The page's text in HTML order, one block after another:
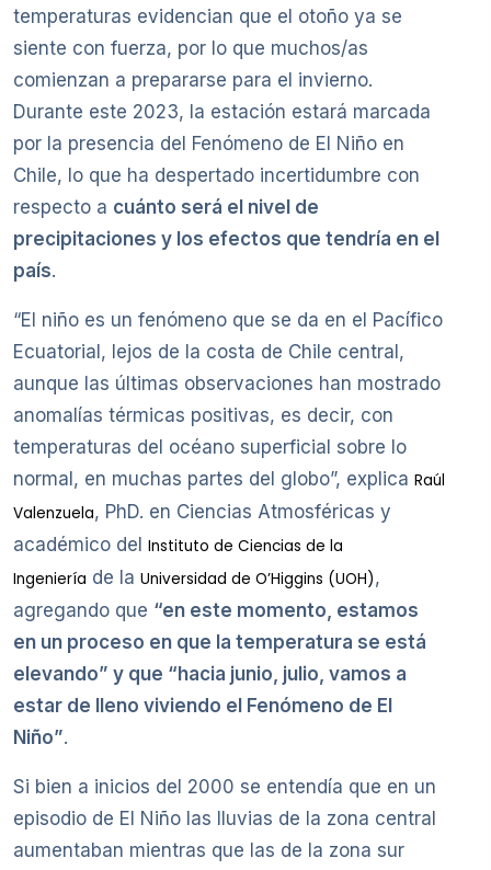
temperaturas evidencian que el otoño ya se
siente con fuerza, por lo que muchos/as
comienzan a prepararse para el invierno.
Durante este 2023, la estación estará marcada
por la presencia del Fenómeno de El Niño en
Chile, lo que ha despertado incertidumbre con
respecto a cuánto será el nivel de
precipitaciones y los efectos que tendría en el
país.
“El niño es un fenómeno que se da en el Pacífico
Ecuatorial, lejos de la costa de Chile central,
aunque las últimas observaciones han mostrado
anomalías térmicas positivas, es decir, con
temperaturas del océano superficial sobre lo
normal, en muchas partes del globo”, explica Raúl
Valenzuela, PhD. en Ciencias Atmosféricas y
académico del Instituto de Ciencias de la
Ingeniería de la Universidad de O’Higgins (UOH),
agregando que “en este momento, estamos
en un proceso en que la temperatura se está
elevando” y que “hacia junio, julio, vamos a
estar de lleno viviendo el Fenómeno de El
Niño”.
Si bien a inicios del 2000 se entendía que en un
episodio de El Niño las lluvias de la zona central
aumentaban mientras que las de la zona sur